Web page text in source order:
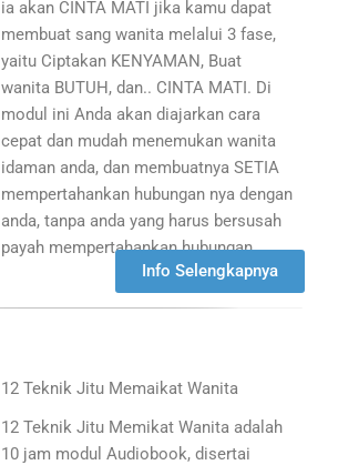
ia akan CINTA MATI jika kamu dapat
membuat sang wanita melalui 3 fase,
yaitu Ciptakan KENYAMAN, Buat
wanita BUTUH, dan.. CINTA MATI. Di
modul ini Anda akan diajarkan cara
cepat dan mudah menemukan wanita
idaman anda, dan membuatnya SETIA
mempertahankan hubungan nya dengan
anda, tanpa anda yang harus bersusah
payah mempertahankan hubungan..
Info Selengkapnya
12 Teknik Jitu Memaikat Wanita
12 Teknik Jitu Memikat Wanita adalah
10 jam modul Audiobook, disertai